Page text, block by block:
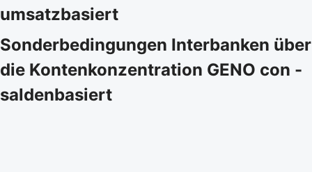
umsatzbasiert
Sonderbedingungen Interbanken über
die Kontenkonzentration GENO con -
saldenbasiert